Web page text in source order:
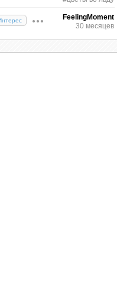
FeelingMoment
30 месяцев